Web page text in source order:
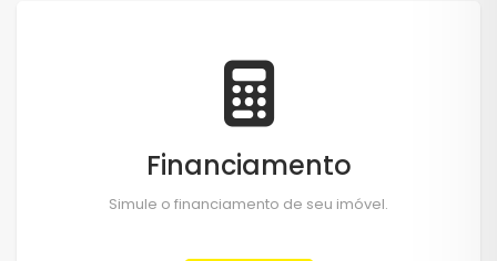
Financiamento
Simule o financiamento de seu imóvel.